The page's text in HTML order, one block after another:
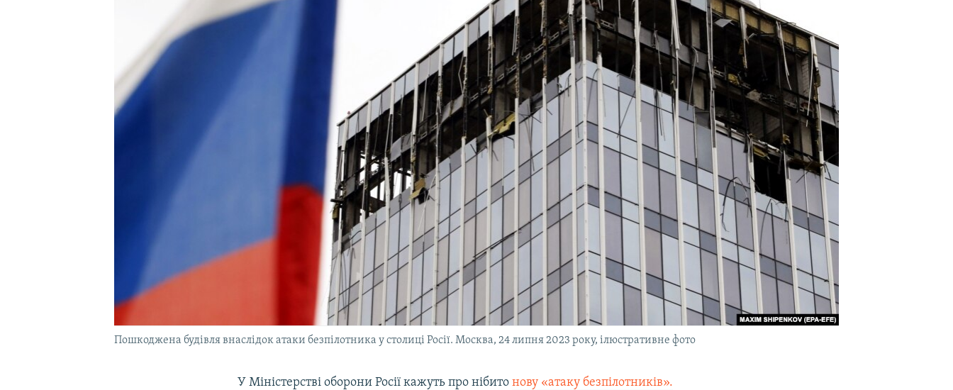
УКРАЇНСЬКА ПРОБЛЕМА КРИМУ
Пошкоджена будівля внаслідок атаки безпілотника у столиці Росії. Москва, 24 липня 2023 року, ілюстративне фото
У Міністерстві оборони Росії кажуть про нібитонову «атаку безпілотників».